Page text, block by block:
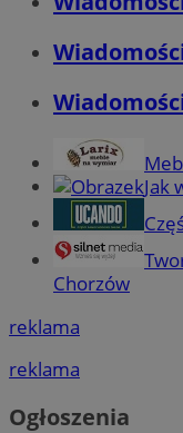
Jak
Chorzów
reklama
reklama
Ogłoszenia